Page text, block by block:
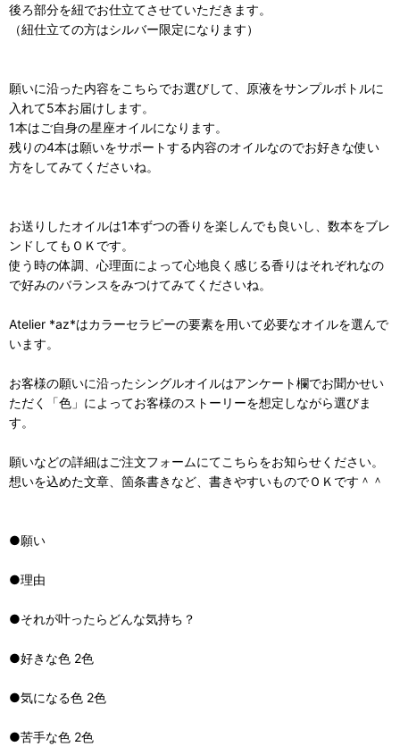
後ろ部分を紐でお仕立てさせていただきます。
（紐仕立ての方はシルバー限定になります）
願いに沿った内容をこちらでお選びして、原液をサンプルボトルに
入れて5本お届けします。
1本はご自身の星座オイルになります。
残りの4本は願いをサポートする内容のオイルなのでお好きな使い
方をしてみてくださいね。
お送りしたオイルは1本ずつの香りを楽しんでも良いし、数本をブレ
ンドしてもＯＫです。
使う時の体調、心理面によって心地良く感じる香りはそれぞれなの
で好みのバランスをみつけてみてくださいね。
Atelier *az*はカラーセラピーの要素を用いて必要なオイルを選んで
います。
お客様の願いに沿ったシングルオイルはアンケート欄でお聞かせい
ただく「色」によってお客様のストーリーを想定しながら選びま
す。
願いなどの詳細はご注文フォームにてこちらをお知らせください。
想いを込めた文章、箇条書きなど、書きやすいものでＯＫです＾＾
●願い
●理由
●それが叶ったらどんな気持ち？
●好きな色 2色
●気になる色 2色
●苦手な色 2色